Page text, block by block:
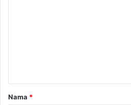
Nama *